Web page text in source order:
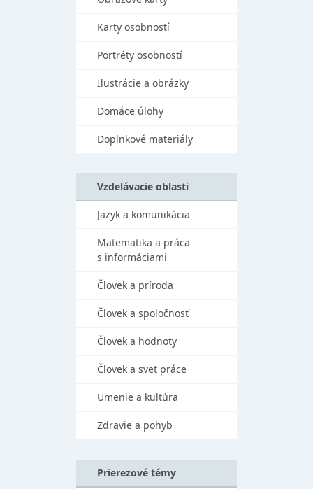
Karty osobností
Portréty osobností
Ilustrácie a obrázky
Domáce úlohy
Doplnkové materiály
Vzdelávacie oblasti
Jazyk a komunikácia
Matematika a práca
s informáciami
Človek a príroda
Človek a spoločnosť
Človek a hodnoty
Človek a svet práce
Umenie a kultúra
Zdravie a pohyb
Prierezové témy